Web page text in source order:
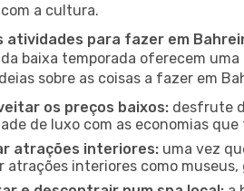
a cultura.
atividades para fazer em
da baixa temporada oferecem
sobre as coisas a fazer em
os preços baixos: desfrute
de luxo com as economias
atrações interiores: uma vez
atrações interiores como